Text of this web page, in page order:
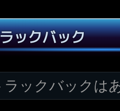
ックバック
ラックバックは